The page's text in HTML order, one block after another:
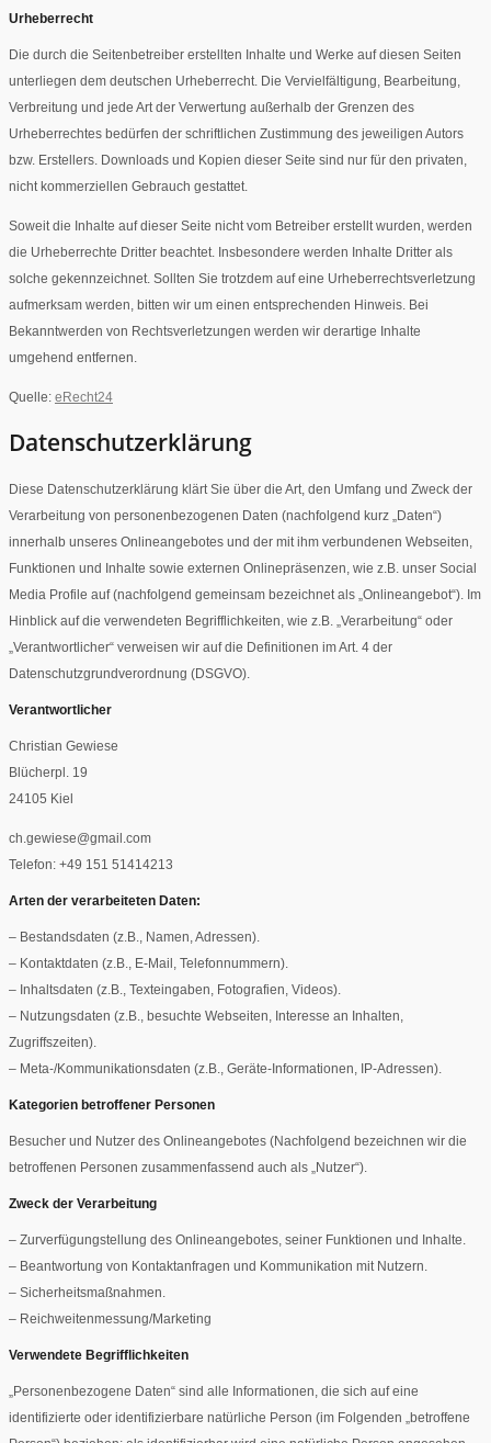
Urheberrecht
Die durch die Seitenbetreiber erstellten Inhalte und Werke auf diesen Seiten
unterliegen dem deutschen Urheberrecht. Die Vervielfältigung, Bearbeitung,
Verbreitung und jede Art der Verwertung außerhalb der Grenzen des
Urheberrechtes bedürfen der schriftlichen Zustimmung des jeweiligen Autors
bzw. Erstellers. Downloads und Kopien dieser Seite sind nur für den privaten,
nicht kommerziellen Gebrauch gestattet.
Soweit die Inhalte auf dieser Seite nicht vom Betreiber erstellt wurden, werden
die Urheberrechte Dritter beachtet. Insbesondere werden Inhalte Dritter als
solche gekennzeichnet. Sollten Sie trotzdem auf eine Urheberrechtsverletzung
aufmerksam werden, bitten wir um einen entsprechenden Hinweis. Bei
Bekanntwerden von Rechtsverletzungen werden wir derartige Inhalte
umgehend entfernen.
Quelle: eRecht24
Datenschutzerklärung
Diese Datenschutzerklärung klärt Sie über die Art, den Umfang und Zweck der
Verarbeitung von personenbezogenen Daten (nachfolgend kurz „Daten“)
innerhalb unseres Onlineangebotes und der mit ihm verbundenen Webseiten,
Funktionen und Inhalte sowie externen Onlinepräsenzen, wie z.B. unser Social
Media Profile auf (nachfolgend gemeinsam bezeichnet als „Onlineangebot“). Im
Hinblick auf die verwendeten Begrifflichkeiten, wie z.B. „Verarbeitung“ oder
„Verantwortlicher“ verweisen wir auf die Definitionen im Art. 4 der
Datenschutzgrundverordnung (DSGVO).
Verantwortlicher
Christian Gewiese
Blücherpl. 19
24105 Kiel
ch.gewiese@gmail.com
Telefon: +49 151 51414213
Arten der verarbeiteten Daten:
– Bestandsdaten (z.B., Namen, Adressen).
– Kontaktdaten (z.B., E-Mail, Telefonnummern).
– Inhaltsdaten (z.B., Texteingaben, Fotografien, Videos).
– Nutzungsdaten (z.B., besuchte Webseiten, Interesse an Inhalten,
Zugriffszeiten).
– Meta-/Kommunikationsdaten (z.B., Geräte-Informationen, IP-Adressen).
Kategorien betroffener Personen
Besucher und Nutzer des Onlineangebotes (Nachfolgend bezeichnen wir die
betroffenen Personen zusammenfassend auch als „Nutzer“).
Zweck der Verarbeitung
– Zurverfügungstellung des Onlineangebotes, seiner Funktionen und Inhalte.
– Beantwortung von Kontaktanfragen und Kommunikation mit Nutzern.
– Sicherheitsmaßnahmen.
– Reichweitenmessung/Marketing
Verwendete Begrifflichkeiten
„Personenbezogene Daten“ sind alle Informationen, die sich auf eine
identifizierte oder identifizierbare natürliche Person (im Folgenden „betroffene